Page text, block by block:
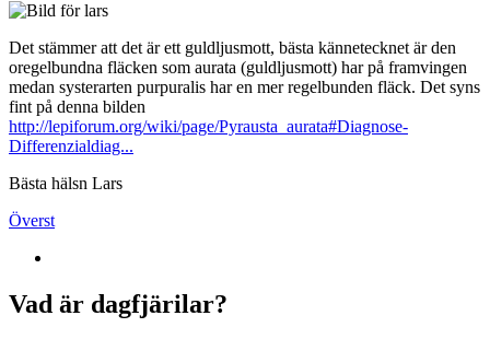
Det stämmer att det är ett guldljusmott, bästa kännetecknet är den
oregelbundna fläcken som aurata (guldljusmott) har på framvingen
medan systerarten purpuralis har en mer regelbunden fläck. Det syns
fint på denna bilden
http://lepiforum.org/wiki/page/Pyrausta_aurata#Diagnose-
Differenzialdiag...
Bästa hälsn Lars
Överst
Vad är dagfjärilar?